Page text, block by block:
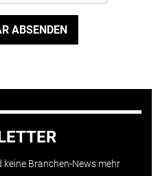
ABSENDEN
Branchen-News mehr